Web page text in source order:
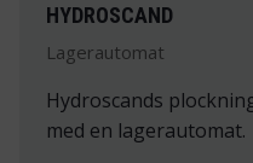
HYDROSCAND
Lagerautomat
Hydroscands
med en lagerautomat.